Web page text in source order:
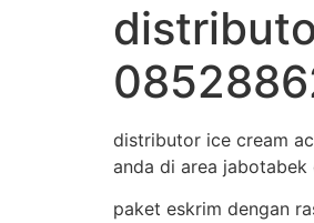
distributor ice cream
anda di area jabotabek
paket eskrim dengan